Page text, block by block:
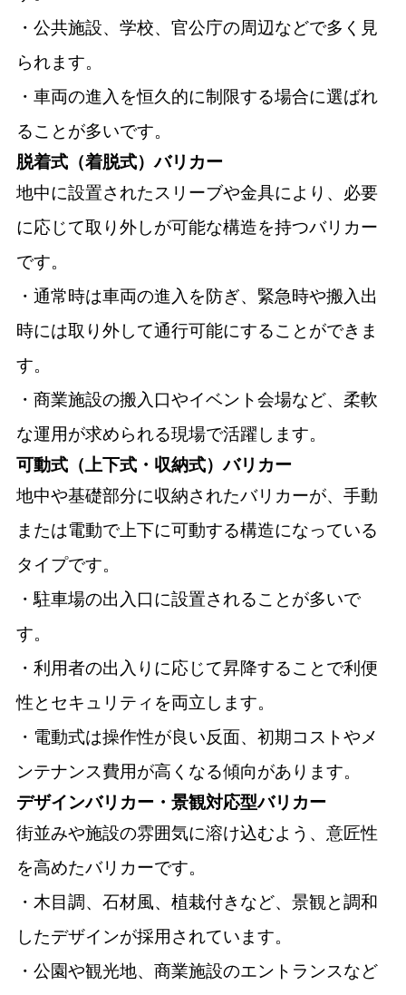
・公共施設、学校、官公庁の周辺などで多く見
られます。
・車両の進入を恒久的に制限する場合に選ばれ
ることが多いです。
脱着式（着脱式）バリカー
地中に設置されたスリーブや金具により、必要
に応じて取り外しが可能な構造を持つバリカー
です。
・通常時は車両の進入を防ぎ、緊急時や搬入出
時には取り外して通行可能にすることができま
す。
・商業施設の搬入口やイベント会場など、柔軟
な運用が求められる現場で活躍します。
可動式（上下式・収納式）バリカー
地中や基礎部分に収納されたバリカーが、手動
または電動で上下に可動する構造になっている
タイプです。
・駐車場の出入口に設置されることが多いで
す。
・利用者の出入りに応じて昇降することで利便
性とセキュリティを両立します。
・電動式は操作性が良い反面、初期コストやメ
ンテナンス費用が高くなる傾向があります。
デザインバリカー・景観対応型バリカー
街並みや施設の雰囲気に溶け込むよう、意匠性
を高めたバリカーです。
・木目調、石材風、植栽付きなど、景観と調和
したデザインが採用されています。
・公園や観光地、商業施設のエントランスなど